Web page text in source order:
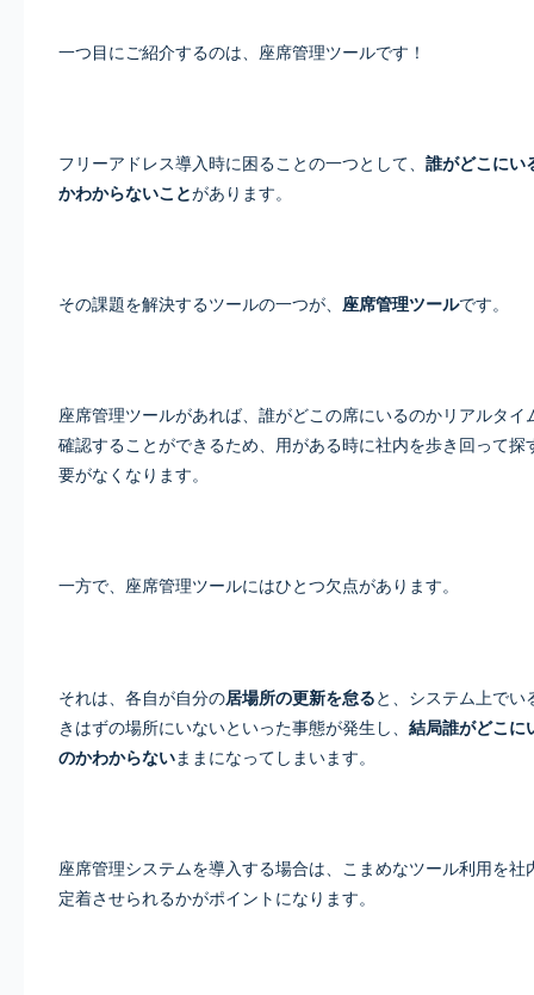
一つ目にご紹介するのは、座席管理ツールです！
フリーアドレス導入時に困ることの一つとして、 誰がどこにい
かわからないことがあります。
その課題を解決するツールの一つが、 座席管理ツールです。
座席管理ツールがあれば、誰がどこの席にいるのかリアルタイ
確認することができるため、用がある時に社内を歩き回って探
要がなくなります。
一方で、座席管理ツールにはひとつ欠点があります。
それは、各自が自分の居場所の更新を怠ると、システム上でい
きはずの場所にいないといった事態が発生し、 結局誰がどこに
のかわからないままになってしまいます。
座席管理システムを導入する場合は、こまめなツール利用を社
定着させられるかがポイントになります。